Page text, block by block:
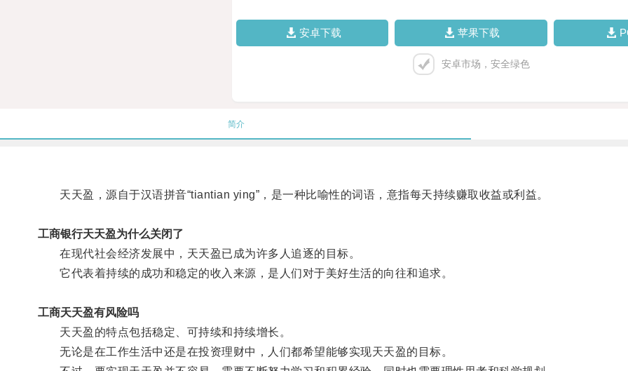
安卓下载 苹果下载
安卓市场，安全绿色
简介
天天盈，源自于汉语拼音“tiantian ying”，是一种比喻性的词语，意指每天持续赚取收益或利益。
工商银行天天盈为什么关闭了
在现代社会经济发展中，天天盈已成为许多人追逐的目标。
它代表着持续的成功和稳定的收入来源，是人们对于美好生活的向往和追求。
工商天天盈有风险吗
天天盈的特点包括稳定、可持续和持续增长。
无论是在工作生活中还是在投资理财中，人们都希望能够实现天天盈的目标。